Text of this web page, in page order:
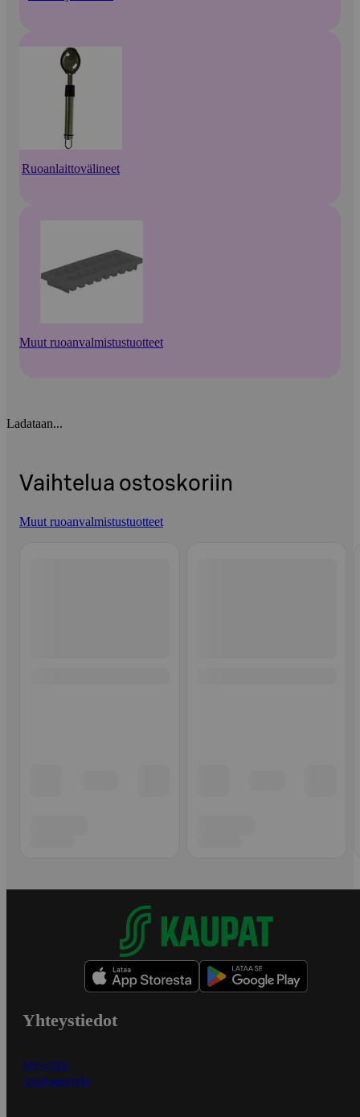
Ruoanlaittovälineet
Muut ruoanvalmistustuotteet
Ladataan...
Vaihtelua ostoskoriin
Muut ruoanvalmistustuotteet
Yhteystiedot
Myymälät
Asiakaspalvelu